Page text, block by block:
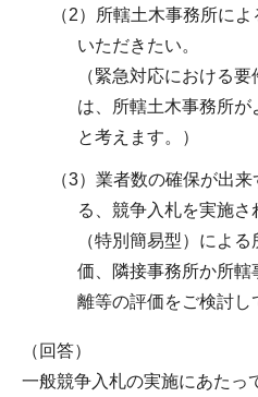
（2）所轄土木事務所に
いただきたい。
（緊急対応における
は、所轄土木事務所
と考えます。）
（3）業者数の確保が出
る、競争入札を実施
（特別簡易型）によ
価、隣接事務所か所
離等の評価をご検討し
（回答）
一般競争入札の実施にあたっ